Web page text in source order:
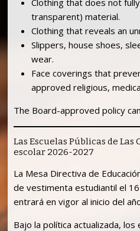
transparent) material.
Clothing that reveals an
Slippers, house shoes,
wear.
Face coverings that
approved religious,
The Board-approved policy
Las Escuelas Públicas de
escolar 2026-2027
La Mesa Directiva de
de vestimenta estudiantil el
entrará en vigor al inicio del
Bajo la política actualizada, los